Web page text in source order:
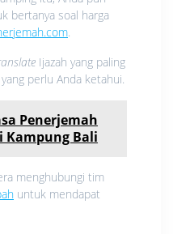
bertanya soal harga
.
Ijazah yang paling
perlu Anda ketahui.
Penerjemah
Kampung Bali
menghubungi tim
untuk mendapat